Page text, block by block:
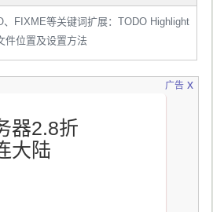
、FIXME等关键词扩展：TODO Highlight
件位置及设置方法
广告
器2.8折
大陆
x